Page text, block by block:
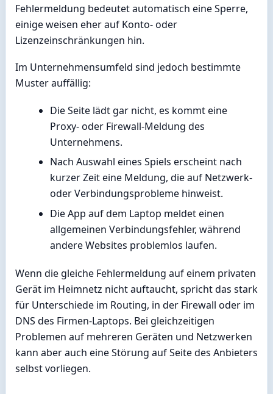
Fehlermeldung bedeutet automatisch eine Sperre,
einige weisen eher auf Konto- oder
Lizenzeinschränkungen hin.
Im Unternehmensumfeld sind jedoch bestimmte
Muster auffällig:
Die Seite lädt gar nicht, es kommt eine
Proxy- oder Firewall-Meldung des
Unternehmens.
Nach Auswahl eines Spiels erscheint nach
kurzer Zeit eine Meldung, die auf Netzwerk-
oder Verbindungsprobleme hinweist.
Die App auf dem Laptop meldet einen
allgemeinen Verbindungsfehler, während
andere Websites problemlos laufen.
Wenn die gleiche Fehlermeldung auf einem privaten
Gerät im Heimnetz nicht auftaucht, spricht das stark
für Unterschiede im Routing, in der Firewall oder im
DNS des Firmen-Laptops. Bei gleichzeitigen
Problemen auf mehreren Geräten und Netzwerken
kann aber auch eine Störung auf Seite des Anbieters
selbst vorliegen.